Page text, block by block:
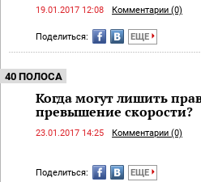
19.01.2017 12:08 Комментарии (0)
Поделиться: ЕЩЕ
40 ПОЛОСА
Когда могут лишить
превышение скорости?
23.01.2017 14:25 Комментарии (0)
Поделиться: ЕЩЕ